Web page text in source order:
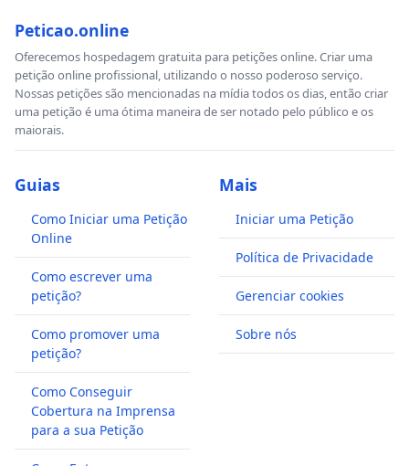
Peticao.online
Oferecemos hospedagem gratuita para petições online. Criar uma
petição online profissional, utilizando o nosso poderoso serviço.
Nossas petições são mencionadas na mídia todos os dias, então criar
uma petição é uma ótima maneira de ser notado pelo público e os
maiorais.
Guias
Como Iniciar uma Petição
Online
Como escrever uma
petição?
Como promover uma
petição?
Como Conseguir
Cobertura na Imprensa
para a sua Petição
Mais
Iniciar uma Petição
Política de Privacidade
Gerenciar cookies
Sobre nós